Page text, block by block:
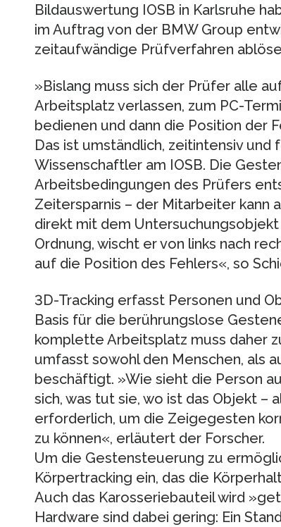
Bildauswertung IOSB in Karlsruhe
im Auftrag von der BMW Group
zeitaufwändige Prüfverfahren
»Bislang muss sich der Prüfer alle
Arbeitsplatz verlassen, zum PC-
bedienen und dann die Position der
Das ist umständlich, zeitintensiv und
Wissenschaftler am IOSB. Die
Arbeitsbedingungen des Prüfers
Zeitersparnis – der Mitarbeiter kann
direkt mit dem
Ordnung, wischt er von links nach
auf die Position des Fehlers«, so
3D-Tracking erfasst Personen und
Basis für die berührungslose
komplette Arbeitsplatz muss daher
umfasst sowohl den Menschen, als
beschäftigt. »Wie sieht die Person
sich, was tut sie, wo ist das Objekt –
erforderlich, um die Zeigegesten
zu können«, erläutert der Forscher.
Um die Gestensteuerung zu
Körpertracking ein, das die
Auch das Karosseriebauteil wird
Hardware sind dabei gering: Ein